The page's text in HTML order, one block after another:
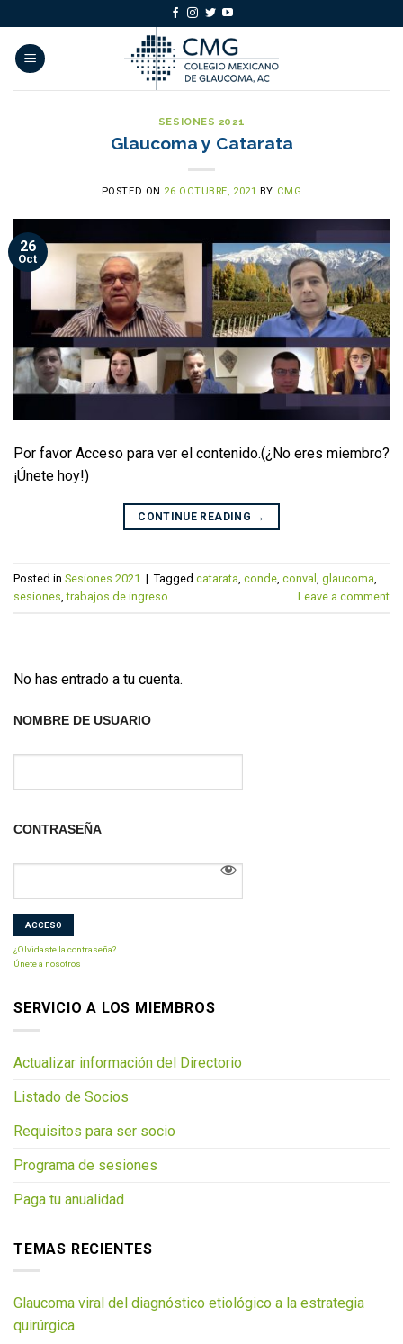
to
content
SESIONES 2021
Glaucoma y Catarata
POSTED ON 26 OCTUBRE, 2021 BY CMG
26
Oct
Por favor Acceso para ver el contenido.(¿No eres miembro?
¡Únete hoy!)
CONTINUE READING →
Posted in Sesiones 2021 | Tagged catarata conde conval glaucoma
sesiones ,trabajos de ingreso Leave a comment
No has entrado a tu cuenta.
NOMBRE DE USUARIO
CONTRASEÑA
¿Olvidaste la contraseña?
Únete a nosotros
SERVICIO A LOS MIEMBROS
Actualizar información del Directorio
Listado de Socios
Requisitos para ser socio
Programa de sesiones
Paga tu anualidad
TEMAS RECIENTES
Glaucoma viral del diagnóstico etiológico a la estrategia
quirúrgica